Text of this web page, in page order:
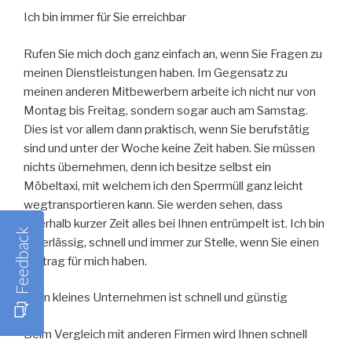
Ich bin immer für Sie erreichbar
Rufen Sie mich doch ganz einfach an, wenn Sie Fragen zu
meinen Dienstleistungen haben. Im Gegensatz zu
meinen anderen Mitbewerbern arbeite ich nicht nur von
Montag bis Freitag, sondern sogar auch am Samstag.
Dies ist vor allem dann praktisch, wenn Sie berufstätig
sind und unter der Woche keine Zeit haben. Sie müssen
nichts übernehmen, denn ich besitze selbst ein
Möbeltaxi, mit welchem ich den Sperrmüll ganz leicht
wegtransportieren kann. Sie werden sehen, dass
innerhalb kurzer Zeit alles bei Ihnen entrümpelt ist. Ich bin
zuverlässig, schnell und immer zur Stelle, wenn Sie einen
Auftrag für mich haben.
Mein kleines Unternehmen ist schnell und günstig
Beim Vergleich mit anderen Firmen wird Ihnen schnell
Feedback